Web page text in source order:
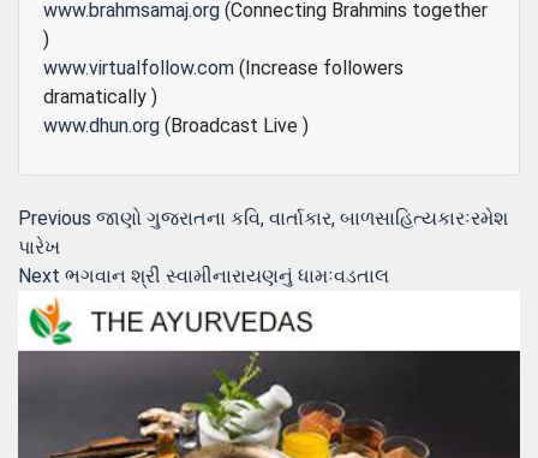
www.brahmsamaj.org (Connecting Brahmins together
)
www.virtualfollow.com (Increase followers
dramatically )
www.dhun.org (Broadcast Live )
Post
navigation
Previous Previous
જાણો ગુજરાતના કવિ, વાર્તાકાર, બાળસાહિત્યકારઃરમેશ
પારેખ
Next Next
ભગવાન શ્રી સ્વામીનારાયણનું ધામઃવડતાલ